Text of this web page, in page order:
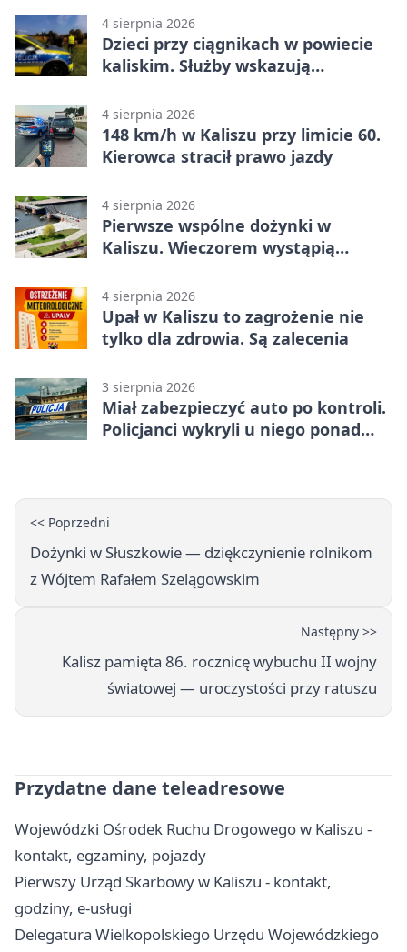
4 sierpnia 2026
Dzieci przy ciągnikach w powiecie
kaliskim. Służby wskazują
4 sierpnia 2026
148 km/h w Kaliszu przy limicie 60.
Kierowca stracił prawo jazdy
4 sierpnia 2026
Pierwsze wspólne dożynki w
Kaliszu. Wieczorem wystąpią
4 sierpnia 2026
Upał w Kaliszu to zagrożenie nie
tylko dla zdrowia. Są zalecenia
3 sierpnia 2026
Miał zabezpieczyć auto po kontroli.
Policjanci wykryli u niego ponad
<< Poprzedni
Dożynki w Słuszkowie — dziękczynienie rolnikom
z Wójtem Rafałem Szelągowskim
Następny >>
Kalisz pamięta 86. rocznicę wybuchu II wojny
światowej — uroczystości przy ratuszu
Przydatne dane teleadresowe
Wojewódzki Ośrodek Ruchu Drogowego w Kaliszu -
kontakt, egzaminy, pojazdy
Pierwszy Urząd Skarbowy w Kaliszu - kontakt,
godziny, e-usługi
Delegatura Wielkopolskiego Urzędu Wojewódzkiego